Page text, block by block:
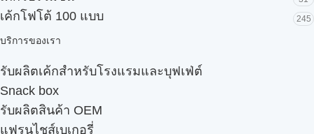
เค้กโฟโต้ 100 แบบ 245
บริการของเรา
รับผลิตเค้กสำหรับโรงแรมและบุฟเฟ่ต์
Snack box
รับผลิตสินค้า OEM
แฟรนไชส์เบเกอรี่